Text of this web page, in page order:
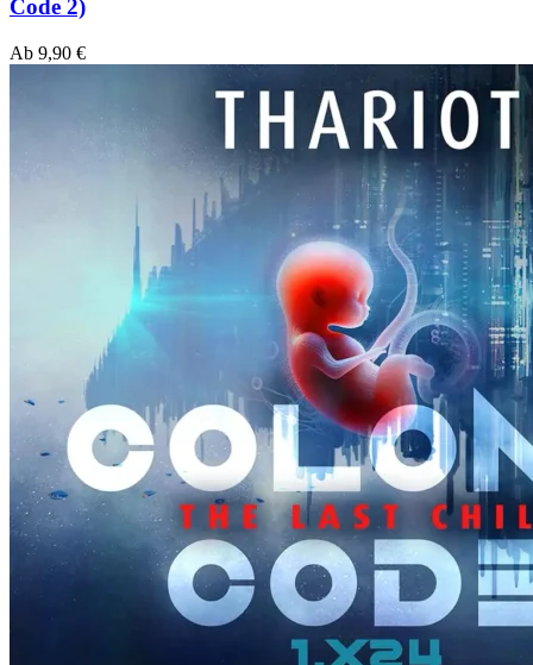
Code 2)
Ab 9,90 €